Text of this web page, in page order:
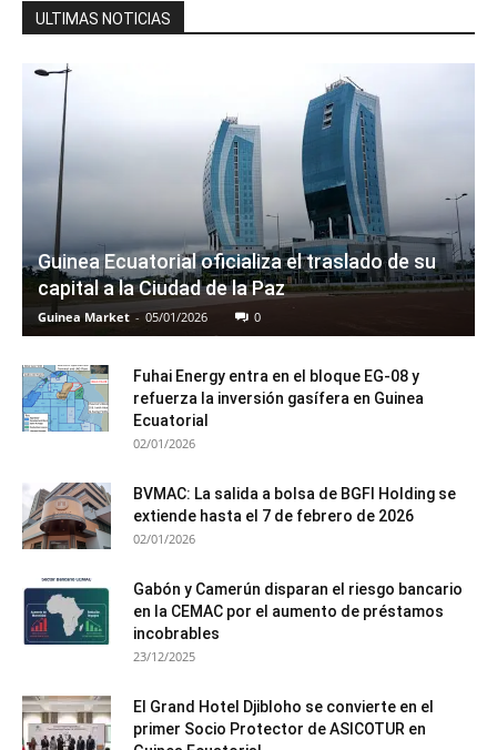
ULTIMAS NOTICIAS
Guinea Ecuatorial oficializa el traslado de su
capital a la Ciudad de la Paz
Guinea Market - 05/01/2026 0
Fuhai Energy entra en el bloque EG-08 y
refuerza la inversión gasífera en Guinea
Ecuatorial
02/01/2026
BVMAC: La salida a bolsa de BGFI Holding se
extiende hasta el 7 de febrero de 2026
02/01/2026
Gabón y Camerún disparan el riesgo bancario
en la CEMAC por el aumento de préstamos
incobrables
23/12/2025
El Grand Hotel Djibloho se convierte en el
primer Socio Protector de ASICOTUR en